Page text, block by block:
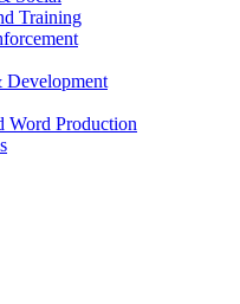
Training
Development
Word Production